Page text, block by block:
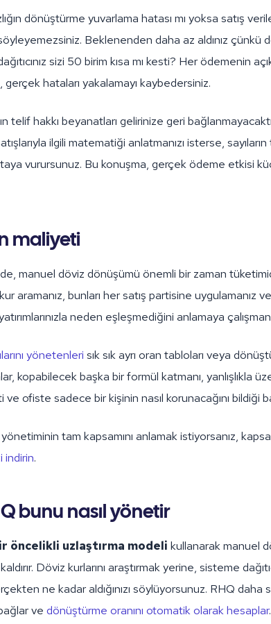
dönüştürme yuvarlama hatası mı yoksa satış
Beklenenden daha az aldınız çünkü
sizi 50 birim kısa mı kesti? Her ödemenin
gerçek hataları yakalamayı kaybedersiniz.
telif hakkı beyanatları gelirinize geri
ilgili matematiği anlatmanızı isterse,
vurursunuz. Bu konuşma, gerçek ödeme etkisi
maliyeti
manuel döviz dönüşümü önemli bir zaman
aramanız, bunları her satış partisine uygulamanız
neden eşleşmediğini anlamaya
yönetenleri sık sık ayrı oran tabloları veya
kopabilecek başka bir formül katmanı, yanlışlıkla
ofiste sadece bir kişinin nasıl korunacağını bildiği
tam kapsamını anlamak istiyorsanız,
indirin.
bunu nasıl yönetir
öncelikli uzlaştırma modeli kullanarak manuel
Döviz kurlarını araştırmak yerine, sisteme
ne kadar aldığınızı söylüyorsunuz. RHQ daha
ve dönüştürme oranını otomatik olarak hesaplar.